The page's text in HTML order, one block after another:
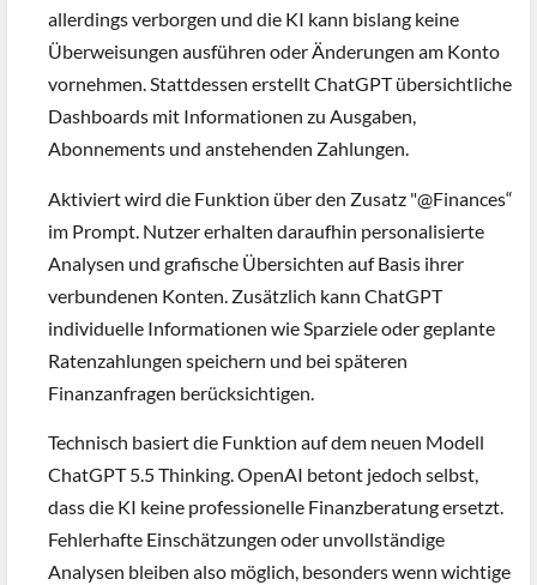
allerdings verborgen und die KI kann bislang keine
Überweisungen ausführen oder Änderungen am Konto
vornehmen. Stattdessen erstellt ChatGPT übersichtliche
Dashboards mit Informationen zu Ausgaben,
Abonnements und anstehenden Zahlungen.
Aktiviert wird die Funktion über den Zusatz "@Finances“
im Prompt. Nutzer erhalten daraufhin personalisierte
Analysen und grafische Übersichten auf Basis ihrer
verbundenen Konten. Zusätzlich kann ChatGPT
individuelle Informationen wie Sparziele oder geplante
Ratenzahlungen speichern und bei späteren
Finanzanfragen berücksichtigen.
Technisch basiert die Funktion auf dem neuen Modell
ChatGPT 5.5 Thinking. OpenAI betont jedoch selbst,
dass die KI keine professionelle Finanzberatung ersetzt.
Fehlerhafte Einschätzungen oder unvollständige
Analysen bleiben also möglich, besonders wenn wichtige